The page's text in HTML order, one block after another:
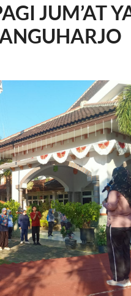
JUM’AT